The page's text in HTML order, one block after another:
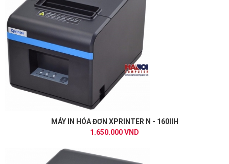
MÁY IN HÓA ĐƠN XPRINTER N - 160IIH
1.650.000 VND